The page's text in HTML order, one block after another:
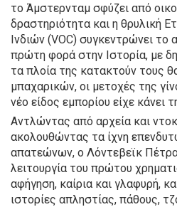
το Άμστερνταμ σφύζει από
δραστηριότητα και η θρυλική
Ινδιών (VOC) συγκεντρώνει το
πρώτη φορά στην Ιστορία, με
τα πλοία της κατακτούν τους
μπαχαρικών, οι μετοχές της
νέο είδος εμπορίου είχε κάνει
Αντλώντας από αρχεία και
ακολουθώντας τα ίχνη
απατεώνων, ο Λόντεβεϊκ
λειτουργία του πρώτου
αφήγηση, καίρια και γλαφυρή,
ιστορίες απληστίας, πάθους,